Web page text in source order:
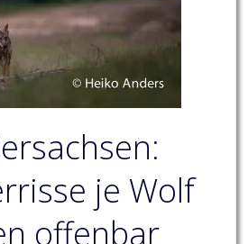
je Wolf
offenbar